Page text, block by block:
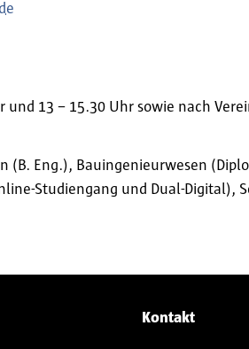
und 13 – 15.30 Uhr sowie nach
Eng.), Bauingenieurwesen
Studiengang und Dual-Digital),
Kontakt